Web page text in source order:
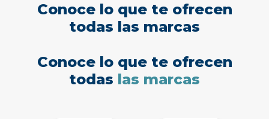
Conoce lo que te ofrecen
todas las marcas
Conoce lo que te ofrecen
todas las marcas